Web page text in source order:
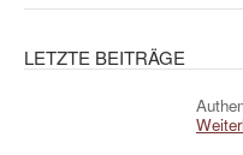
LETZTE BEITRÄGE